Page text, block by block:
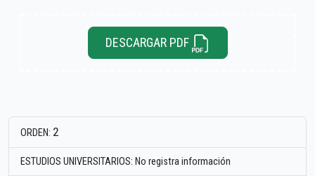
DESCARGAR PDF
ORDEN: 2
ESTUDIOS UNIVERSITARIOS: No registra información